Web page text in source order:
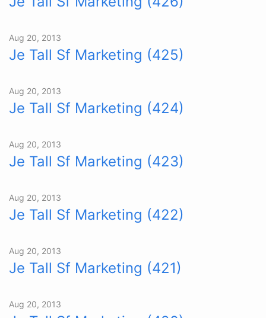
Aug 20, 2013
Je Tall Sf Marketing (425)
Aug 20, 2013
Je Tall Sf Marketing (424)
Aug 20, 2013
Je Tall Sf Marketing (423)
Aug 20, 2013
Je Tall Sf Marketing (422)
Aug 20, 2013
Je Tall Sf Marketing (421)
Aug 20, 2013